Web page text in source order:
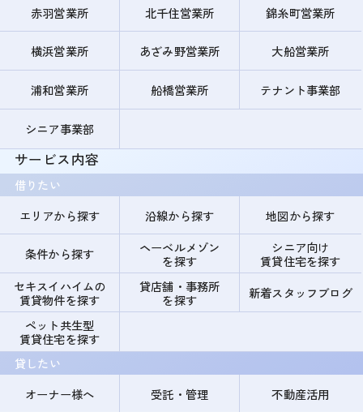
赤羽営業所 北千住営業所 錦糸町営業所
横浜営業所 あざみ野営業所 大船営業所
浦和営業所 船橋営業所 テナント事業部
シニア事業部
サービス内容
借りたい
エリアから探す
沿線から探す 地図から探す
条件から探す
ヘーベルメゾン
を探す
シニア向け
賃貸住宅を探す
セキスイハイムの
賃貸物件を探す
貸店舗・事務所
を探す
新着スタッフブログ
ペット共生型
賃貸住宅を探す
貸したい
オーナー様へ
受託・管理 不動産活用